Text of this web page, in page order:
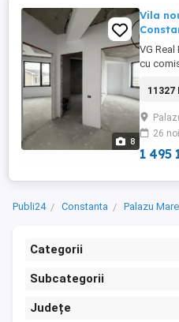
8
Vila
VG
cu
o viata
camere:
> Numar
11327
26
1 495
Publi24 Constanta Palazu Mare
Categorii
Subcategorii
Județe